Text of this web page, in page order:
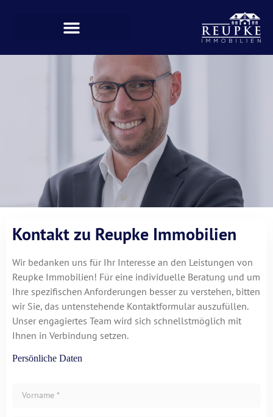
Kontakt zu Reupke Immobilien
Wir bedanken uns für Ihr Interesse an den Leistungen von
Reupke Immobilien! Für eine individuelle Beratung und um
Ihre spezifischen Anforderungen besser zu verstehen, bitten
wir Sie, das untenstehende Kontaktformular auszufüllen.
Unser engagiertes Team wird sich schnellstmöglich mit
Ihnen in Verbindung setzen.
Persönliche Daten